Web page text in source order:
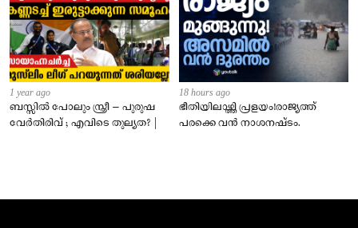
1 year ago
ബസ്സിൽ പോലും സ്ത്രീ – പുരുഷ
വേർതിരിവ് ; എവിടെ തുല്യത? |
18 hours ago
ഭീതിയിലാഴ്ത്തി പ്രളയം!രാജ്യത്ത്
പരക്കെ വൻ നാശനഷ്ടം.